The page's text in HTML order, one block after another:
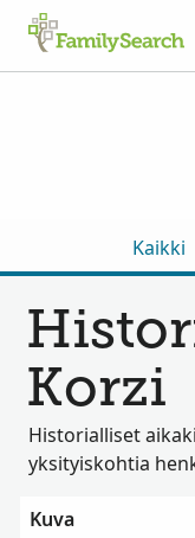
Kaikki
Korzi
Historialliset
yksityiskohtia
Kuva